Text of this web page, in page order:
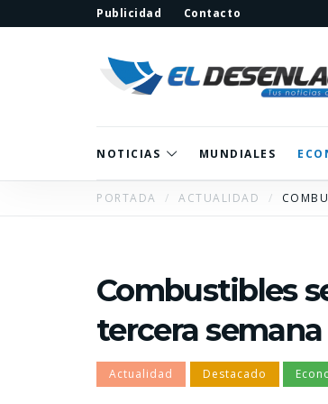
Publicidad Contacto
NOTICIAS MUNDIALES
PORTADA ACTUALIDAD
Combustibles
tercera
Actualidad Destacado